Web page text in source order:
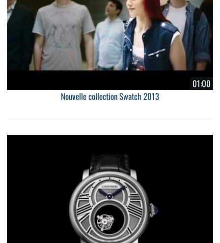
01:00
Nouvelle collection Swatch 2013